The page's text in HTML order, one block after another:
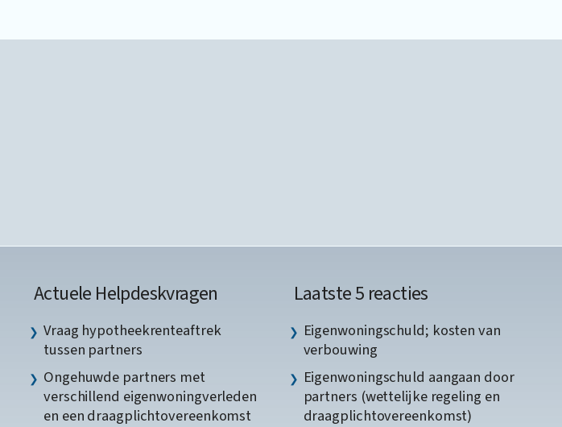
Actuele Helpdeskvragen
Vraag hypotheekrenteaftrek
tussen partners
Ongehuwde partners met
verschillend eigenwoningverleden
en een draagplichtovereenkomst
Laatste 5 reacties
Eigenwoningschuld; kosten van
verbouwing
Eigenwoningschuld aangaan door
partners (wettelijke regeling en
draagplichtovereenkomst)